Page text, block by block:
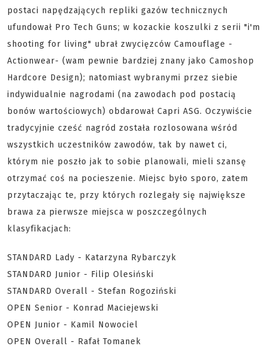
postaci napędzających repliki gazów technicznych
ufundował Pro Tech Guns; w kozackie koszulki z serii "i'm
shooting for living" ubrał zwycięzców Camouflage -
Actionwear- (wam pewnie bardziej znany jako Camoshop
Hardcore Design); natomiast wybranymi przez siebie
indywidualnie nagrodami (na zawodach pod postacią
bonów wartościowych) obdarował Capri ASG. Oczywiście
tradycyjnie cześć nagród została rozlosowana wśród
wszystkich uczestników zawodów, tak by nawet ci,
którym nie poszło jak to sobie planowali, mieli szansę
otrzymać coś na pocieszenie. Miejsc było sporo, zatem
przytaczając te, przy których rozlegały się największe
brawa za pierwsze miejsca w poszczególnych
klasyfikacjach:
STANDARD Lady - Katarzyna Rybarczyk
STANDARD Junior - Filip Olesiński
STANDARD Overall - Stefan Rogoziński
OPEN Senior - Konrad Maciejewski
OPEN Junior - Kamil Nowociel
OPEN Overall - Rafał Tomanek